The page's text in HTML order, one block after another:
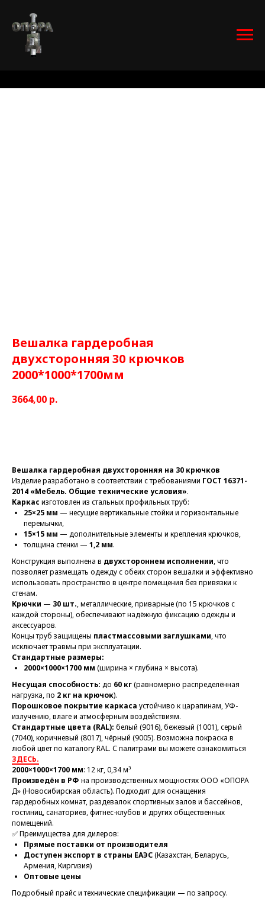
Вешалка гардеробная
двухсторонняя 30 крючков
2000*1000*1700мм
3664,00 р.
Вешалка гардеробная двухсторонняя на 30 крючков
Изделие разработано в соответствии с требованиями ГОСТ 16371-
2014 «Мебель. Общие технические условия».
Каркас изготовлен из стальных профильных труб:
25×25 мм — несущие вертикальные стойки и горизонтальные
перемычки,
15×15 мм — дополнительные элементы и крепления крючков,
толщина стенки — 1,2 мм.
Конструкция выполнена в двухстороннем исполнении, что
позволяет размещать одежду с обеих сторон вешалки и эффективно
использовать пространство в центре помещения без привязки к
стенам.
Крючки — 30 шт., металлические, приварные (по 15 крючков с
каждой стороны), обеспечивают надёжную фиксацию одежды и
аксессуаров.
Концы труб защищены пластмассовыми заглушками, что
исключает травмы при эксплуатации.
Стандартные размеры:
2000×1000×1700 мм (ширина × глубина × высота).
Несущая способность: до 60 кг(равномерно распределённая
нагрузка, по 2 кг на крючок).
Порошковое покрытие каркаса устойчиво к царапинам, УФ-
излучению, влаге и атмосферным воздействиям.
Стандартные цвета (RAL): белый (9016), бежевый (1001), серый
(7040), коричневый (8017), чёрный (9005). Возможна покраска в
любой цвет по каталогу RAL. С палитрами вы можете ознакомиться
ЗДЕСЬ.
2000×1000×1700 мм: 12 кг, 0,34 м³
Произведён в РФ на производственных мощностях ООО «ОПОРА
Д» (Новосибирская область). Подходит для оснащения
гардеробных комнат, раздевалок спортивных залов и бассейнов,
гостиниц, санаториев, фитнес-клубов и других общественных
помещений.
✅ Преимущества для дилеров:
Прямые поставки от производителя
Доступен экспорт в страны ЕАЭС(Казахстан, Беларусь,
Армения, Киргизия)
Оптовые цены
Подробный прайс и технические спецификации — по запросу.